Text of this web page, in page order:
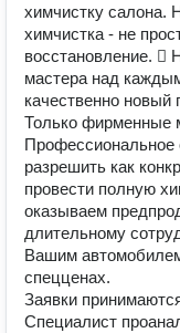
химчистку салона.
химчистка - не
восстановление. 
мастера над
качественно новый
Только фирменные
разрешить как
провести полную
оказываем
длительному
Вашим
спецценах.
Заявки
Специалист